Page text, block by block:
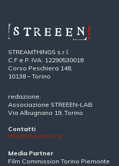
STREAMTHINGS s.r.l.
C.F e P. IVA: 12290530018
Corso Peschiera 148,
10138 – Torino
redazione:
Associazione STREEEN-LAB
Via Albugnano 19, Torino
Contatti
info@streeen.org
Media Partner
Film Commission Torino Piemonte